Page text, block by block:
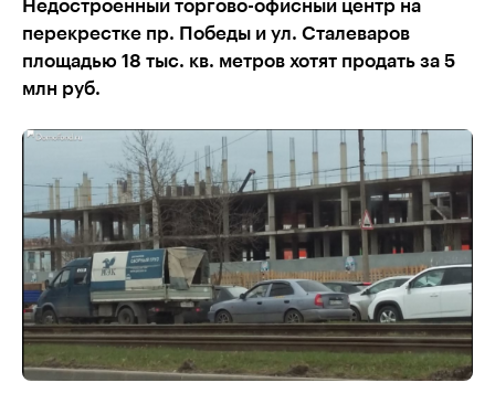
Недостроенный торгово-офисный центр на
перекрестке пр. Победы и ул. Сталеваров
площадью 18 тыс. кв. метров хотят продать за 5
млн руб.